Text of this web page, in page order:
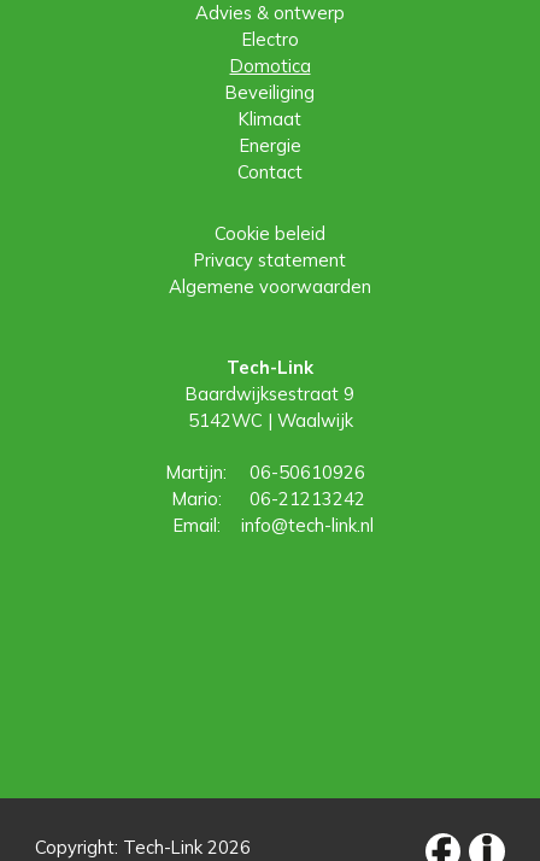
Advies & ontwerp
Electro
Domotica
Beveiliging
Klimaat
Energie
Contact
Cookie beleid
Privacy statement
Algemene voorwaarden
Tech-Link
Baardwijksestraat 9
5142WC | Waalwijk
Martijn:
06-50610926
Mario:
06-21213242
Email:
info@tech-link.nl
Copyright: Tech-Link 2026